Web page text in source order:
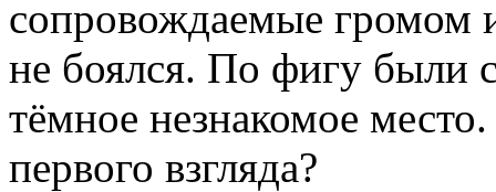
сопровождаемые громом
не боялся. По фигу были
тёмное незнакомое
первого взгляда?